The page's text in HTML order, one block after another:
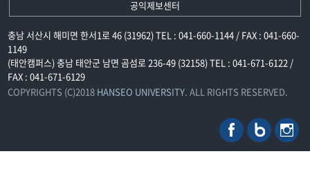
공익제보센터
충남 서산시 해미면 한서1로 46 (31962) TEL : 041-660-1144 / FAX : 041-660-
1149
(태안캠퍼스) 충남 태안군 남면 곰섬로 236-49 (32158) TEL : 041-671-6122 /
FAX : 041-671-6129
COPYRIGHTS (C)2018 HANSEO UNIVERSITY. ALL RIGHTS RESERVED.